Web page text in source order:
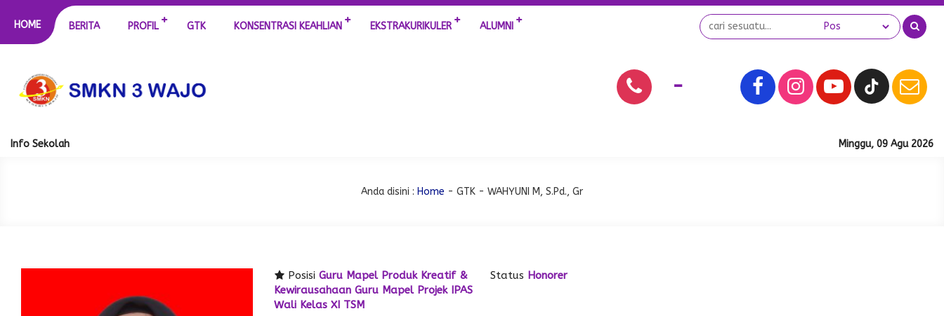
HOME BERITA PROFIL GTK KONSENTRASI KEAHLIAN EKSTRAKURIKULER ALUMNI
-
Info Sekolah Minggu, 09 Agu 2026
Anda disini : Home - GTK - WAHYUNI M, S.Pd., Gr
Posisi Guru Mapel Produk Kreatif &
Kewirausahaan Guru Mapel Projek IPAS
Wali Kelas XI TSM
Status Honorer